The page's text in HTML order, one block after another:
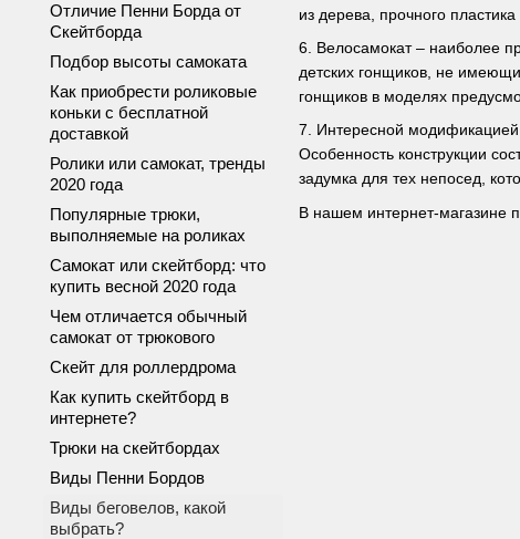
из дерева, прочного
6. Велосамокат – наиболее
детских гонщиков, не
гонщиков в моделях
7. Интересной модификацией
Особенность конструкции
задумка для тех непосед,
В нашем интернет-магазине
Отличие Пенни Борда от
Скейтборда
Подбор высоты самоката
Как приобрести роликовые
коньки с бесплатной
доставкой
Ролики или самокат, тренды
2020 года
Популярные трюки,
выполняемые на роликах
Самокат или скейтборд: что
купить весной 2020 года
Чем отличается обычный
самокат от трюкового
Скейт для роллердрома
Как купить скейтборд в
интернете?
Трюки на скейтбордах
Виды Пенни Бордов
Виды беговелов, какой
выбрать?